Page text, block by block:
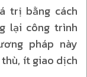
trị bằng cách
lại công trình
pháp này
ít giao dịch